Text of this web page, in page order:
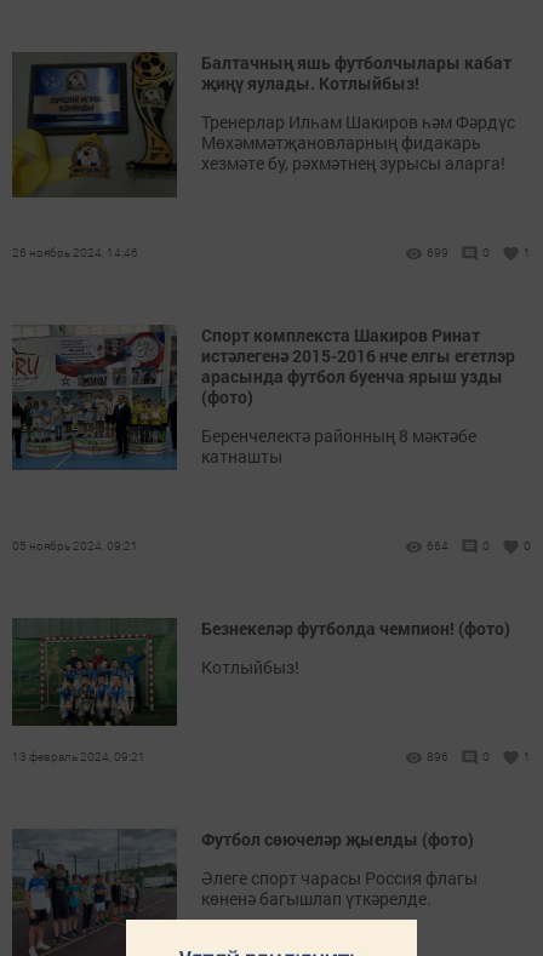
Балтачның яшь футболчылары кабат
җиңү яулады. Котлыйбыз!
Тренерлар Илһам Шакиров һәм Фәрдүс
Мөхәммәтҗановларның фидакарь
хезмәте бу, рәхмәтнең зурысы аларга!
26 ноябрь 2024, 14:46 699 0 1
Спорт комплекста Шакиров Ринат
истәлегенә 2015-2016 нче елгы егетлэр
арасында футбол буенча ярыш узды
(фото)
Беренчелектә районның 8 мәктәбе
катнашты
05 ноябрь 2024, 09:21 664 0 0
Безнекеләр футболда чемпион! (фото)
Котлыйбыз!
13 февраль 2024, 09:21 896 0 1
Футбол сөючеләр җыелды (фото)
Әлеге спорт чарасы Россия флагы
көненә багышлап үткәрелде.